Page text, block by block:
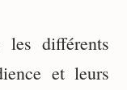
différents
et leurs